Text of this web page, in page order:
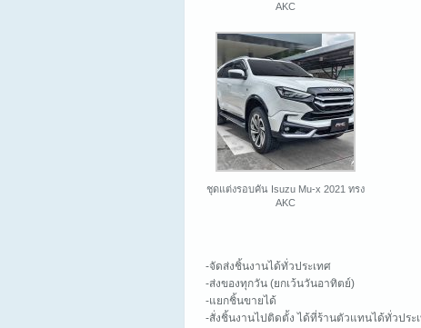
AKC
ชุดแต่งรอบคัน Isuzu Mu-x 2021 ทรง
AKC
-จัดส่งชิ้นงานได้ทั่วประเทศ
-ส่งของทุกวัน (ยกเว้นวันอาทิตย์)
-แยกชิ้นขายได้
-สั่งชิ้นงานไปติดตั้ง ได้ที่ร้านตัวแทนได้ทั่วประ